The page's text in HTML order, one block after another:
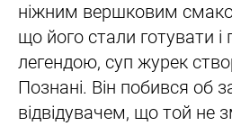
ніжним вершковим
що його стали готувати і
легендою, суп журек
Познані. Він побився об
відвідувачем, що той не